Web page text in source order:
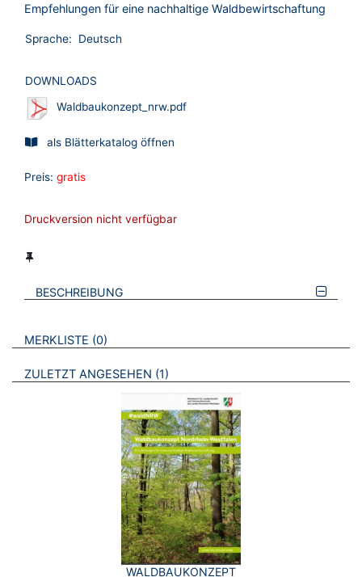
Empfehlungen für eine nachhaltige Waldbewirtschaftung
Sprache: Deutsch
DOWNLOADS
Waldbaukonzept_nrw.pdf
als Blätterkatalog öffnen
Preis: gratis
Druckversion nicht verfügbar
BESCHREIBUNG
VERWEISE AUF VERMERKTE- ODER ZULETZT ANGESEHENE
MERKLISTE 0 BROSCHÜREN
ZULETZT ANGESEHEN 1 BROSCHÜREN
WALDBAUKONZEPT